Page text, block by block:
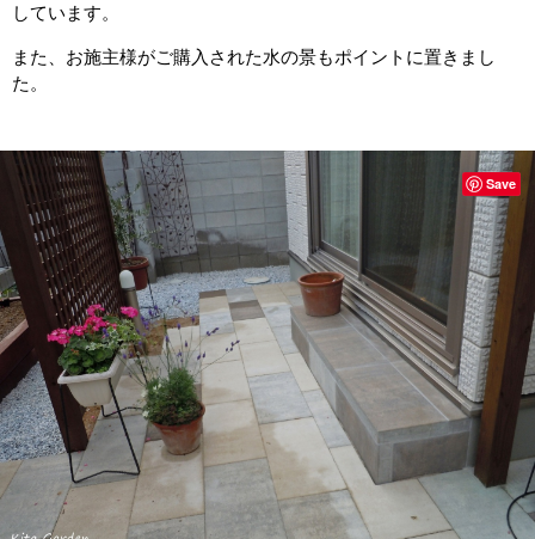
しています。
また、お施主様がご購入された水の景もポイントに置きまし
た。
Save